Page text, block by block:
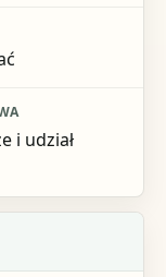
i udział